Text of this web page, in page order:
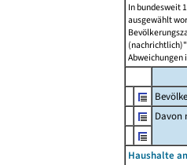
In bundesweit
ausgewählt
Abweichungen
Davon
Haushalte